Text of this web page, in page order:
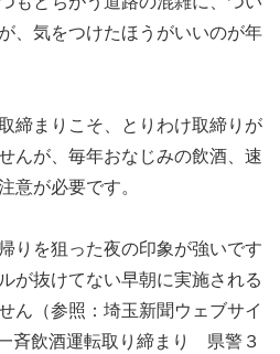
、気をつけたほうがいいのが年
締まりこそ、とりわけ取締りが
んが、毎年おなじみの飲酒、速
意が必要です。
りを狙った夜の印象が強いです
が抜けてない早朝に実施される
ん（参照：埼玉新聞ウェブサイ
飲酒運転取り締まり 県警３